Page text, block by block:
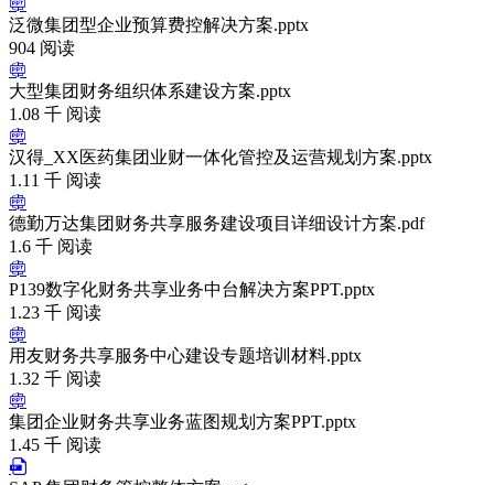
泛微集团型企业预算费控解决方案.pptx
904 阅读
大型集团财务组织体系建设方案.pptx
1.08 千 阅读
汉得_XX医药集团业财一体化管控及运营规划方案.pptx
1.11 千 阅读
德勤万达集团财务共享服务建设项目详细设计方案.pdf
1.6 千 阅读
P139数字化财务共享业务中台解决方案PPT.pptx
1.23 千 阅读
用友财务共享服务中心建设专题培训材料.pptx
1.32 千 阅读
集团企业财务共享业务蓝图规划方案PPT.pptx
1.45 千 阅读